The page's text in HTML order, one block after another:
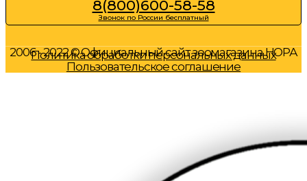
8(800)600-58-58
Звонок по России бесплатный
2006 - 2022 © Официальный сайт зоомагазина НОРА
Политика обработки персональных данных
Пользовательское соглашение